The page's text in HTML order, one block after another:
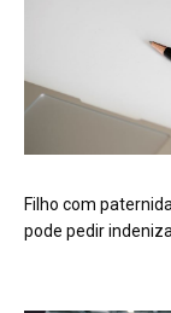
Filho com
pode pedir